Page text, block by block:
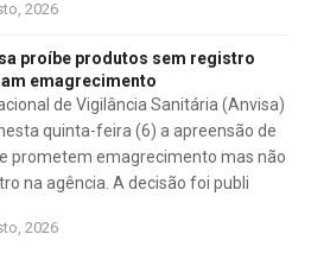
2026
proíbe produtos sem registro
emagrecimento
de Vigilância Sanitária (Anvisa)
quinta-feira (6) a apreensão de
prometem emagrecimento mas não
na agência. A decisão foi publi
2026